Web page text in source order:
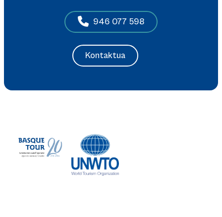
946 077 598
Kontaktua